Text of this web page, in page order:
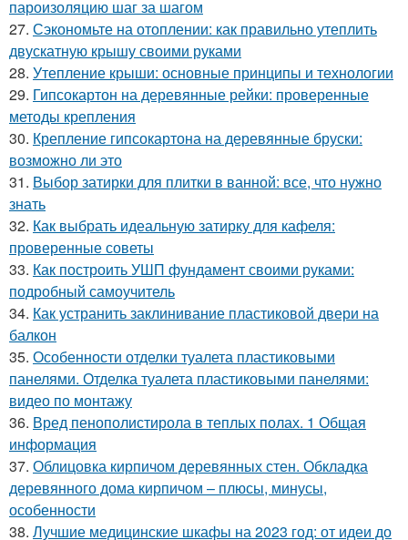
пароизоляцию шаг за шагом
27. Сэкономьте на отоплении: как правильно утеплить
двускатную крышу своими руками
28. Утепление крыши: основные принципы и технологии
29. Гипсокартон на деревянные рейки: проверенные
методы крепления
30. Крепление гипсокартона на деревянные бруски:
возможно ли это
31. Выбор затирки для плитки в ванной: все, что нужно
знать
32. Как выбрать идеальную затирку для кафеля:
проверенные советы
33. Как построить УШП фундамент своими руками:
подробный самоучитель
34. Как устранить заклинивание пластиковой двери на
балкон
35. Особенности отделки туалета пластиковыми
панелями. Отделка туалета пластиковыми панелями:
видео по монтажу
36. Вред пенополистирола в теплых полах. 1 Общая
информация
37. Облицовка кирпичом деревянных стен. Обкладка
деревянного дома кирпичом – плюсы, минусы,
особенности
38. Лучшие медицинские шкафы на 2023 год: от идеи до